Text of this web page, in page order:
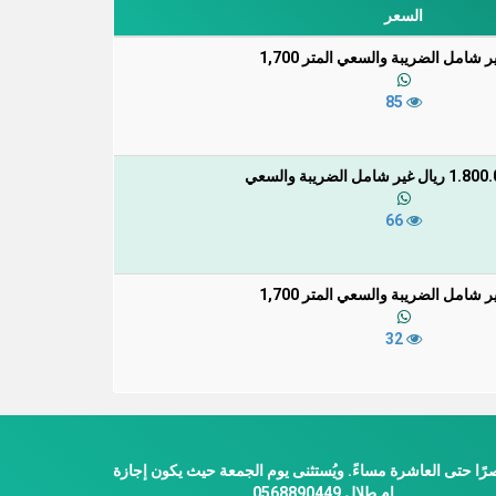
السعر
شامل الضريبة والسعي المتر 1,700
شامل الضريبة والسعي المتر 1,700
حتى العاشرة مساءً. ويُستثنى يوم الجمعة حيث يكون إجازة